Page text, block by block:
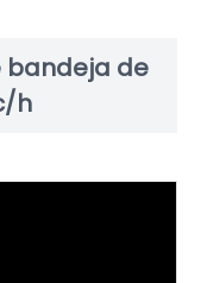
bandeja de
h